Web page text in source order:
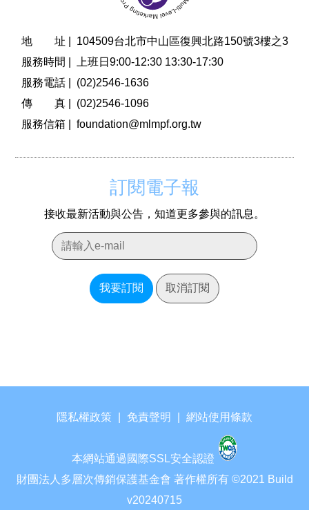
地 址 |
104509台北市中山區復興北路150號3樓之3
服務時間 |
上班日9:00-12:30 13:30-17:30
服務電話 |
(02)2546-1636
傳 真 |
(02)2546-1096
服務信箱 |
foundation@mlmpf.org.tw
訂閱電子報
接收最新活動與公告，知道更多參與的訊息。
我要訂閱 取消訂閱
隱私權政策 免責聲明 網站使用條款
本網站通過國際SSL安全認證
財團法人多層次傳銷保護基金會 著作權所有 ©2021 Build
v20240715